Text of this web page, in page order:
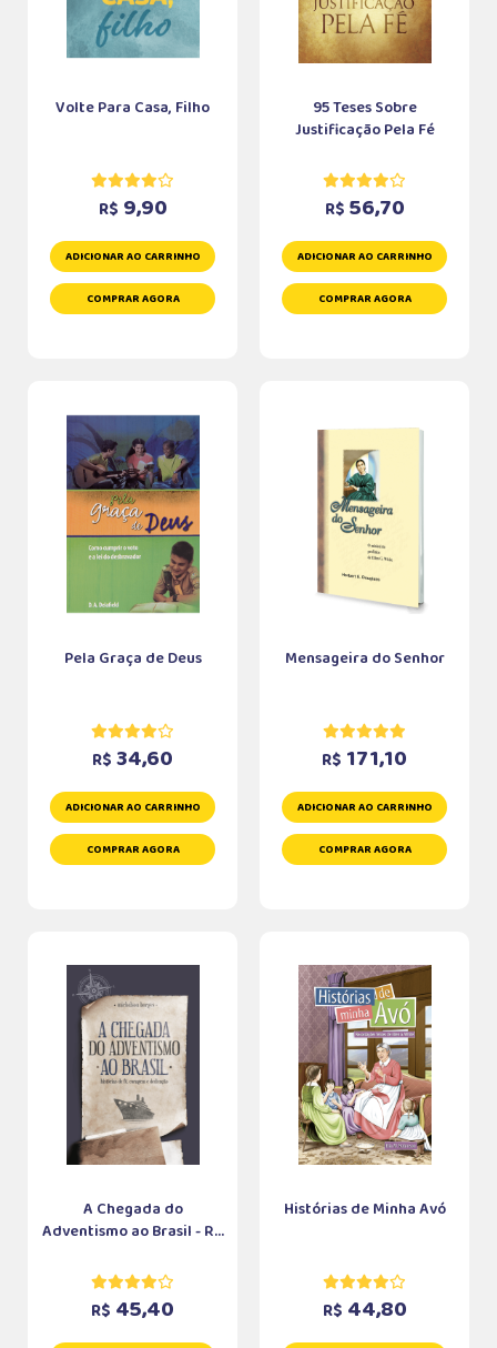
Volte Para Casa, Filho
R$ 9,90
ADICIONAR AO CARRINHO
COMPRAR AGORA
95 Teses Sobre
Justificação Pela Fé
R$ 56,70
ADICIONAR AO CARRINHO
COMPRAR AGORA
Pela Graça de Deus
R$ 34,60
ADICIONAR AO CARRINHO
COMPRAR AGORA
Mensageira do Senhor
R$ 171,10
ADICIONAR AO CARRINHO
COMPRAR AGORA
A Chegada do
Adventismo ao Brasil - R...
R$ 45,40
Histórias de Minha Avó
R$ 44,80